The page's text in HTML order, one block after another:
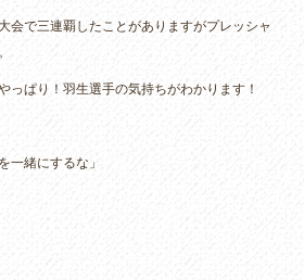
会で三連覇したことがありますがプレッシャ
っぱり！羽生選手の気持ちがわかります！
一緒にするな」